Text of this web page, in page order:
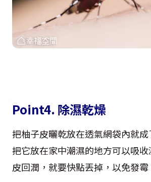
Point4. 除濕乾燥
把柚子皮曬乾放在透氣網袋內就成
把它放在家中潮濕的地方可以吸
皮回潤，就要快點丟掉，以免發霉